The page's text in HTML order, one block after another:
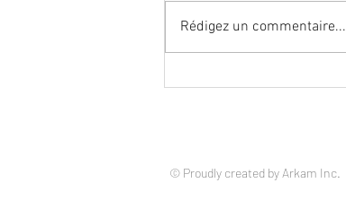
Rédigez un commentaire...
© Proudly created by Arkam Inc.